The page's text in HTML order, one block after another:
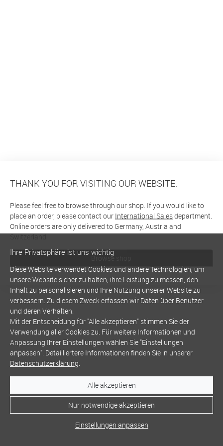
THANK YOU FOR VISITING OUR WEBSITE.
Please feel free to browse through our shop. If you would like to
place an order, please contact our International Salesdepartment.
Online orders are only delivered to Germany, Austria and
Switzerland
Browse shop
Ihre Privatsphäre ist uns wichtig
Diese Website verwendet Cookies und andere Technologien, um
unsere Website sicher zu halten, ihre Leistung zu messen, den
Inhalt zu personalisieren und Ihre Nutzung unserer Website zu
verbessern. Zu diesem Zweck erfassen wir Daten über Benutzer
und deren Verhalten.
Mit der Entscheidung für "Alle akzeptieren" stimmen Sie der
Verwendung aller Cookies zu. Für weitere Informationen und
Anpassung Ihrer Einstellungen wählen Sie "Einstellungen
anpassen". Detailliertere Informationen finden Sie in unserer
Datenschutzerklärung.
Alle akzeptieren
Nur notwendige akzeptieren
Einstellungen anpassen